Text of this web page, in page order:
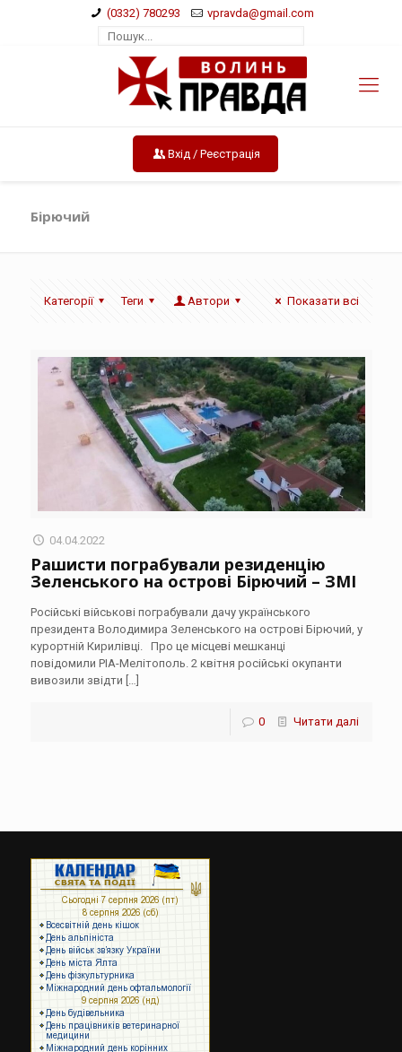
(0332) 780293 vpravda@gmail.com
Вхід / Реєстрація
Бірючий
Категорії Теги Автори Показати всі
04.04.2022
Рашисти пограбували резиденцію
Зеленського на острові Бірючий – ЗМІ
Російські військові пограбували дачу українського
президента Володимира Зеленського на острові Бірючий, у
курортній Кирилівці. Про це місцеві мешканці
повідомили РІА-Мелітополь. 2 квітня російські окупанти
вивозили звідти […]
0 Читати далі